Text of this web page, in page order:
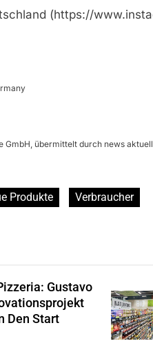
(https://
GmbH, übermittelt durch news aktuell
Produkte Verbraucher
Gustavo
Den Start